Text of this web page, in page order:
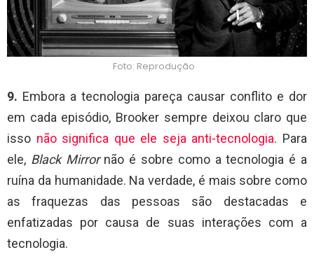
Foto: Reprodução
9. Embora a tecnologia pareça causar conflito e dor
em cada episódio, Brooker sempre deixou claro que
isso não significa que ele seja anti-tecnologia. Para
ele, Black Mirrornão é sobre como a tecnologia é a
ruína da humanidade. Na verdade, é mais sobre como
as fraquezas das pessoas são destacadas e
enfatizadas por causa de suas interações com a
tecnologia.